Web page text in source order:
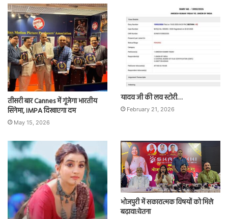
तीसरी बार Cannes में गूंजेगा भारतीय
सिनेमा, IMPA दिखाएगा दम
May 15, 2026
यादव जी की लव स्टोरी…
February 21, 2026
भोजपुरी में सकारात्मक विषयों को मिले
बढ़ावा:चेतना